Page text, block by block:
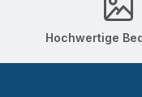
Hochwertige